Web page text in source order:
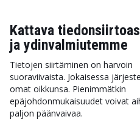
Kattava
ja ydinvalmiutemme
Tietojen siirtäminen on harvoin
suoraviivaista. Jokaisessa
omat oikkunsa. Pienimmätkin
epäjohdonmukaisuudet voivat
paljon päänvaivaa.